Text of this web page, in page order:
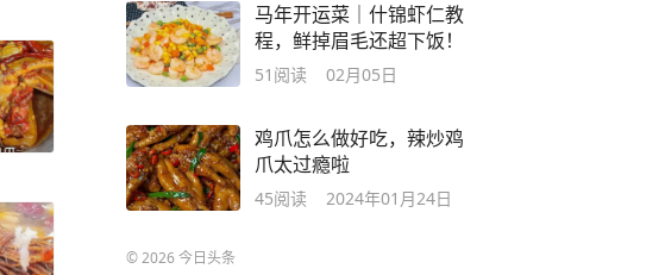
马年开运菜｜什锦虾仁教
程，鲜掉眉毛还超下饭！
51 阅读 02月05日
鸡爪怎么做好吃，辣炒鸡
爪太过瘾啦
45阅读 2024年01月24日
©2026今日头条